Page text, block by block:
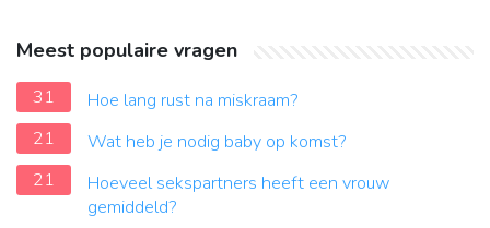
Meest populaire vragen
31
Hoe lang rust na miskraam?
21
Wat heb je nodig baby op komst?
21
Hoeveel sekspartners heeft een vrouw
gemiddeld?